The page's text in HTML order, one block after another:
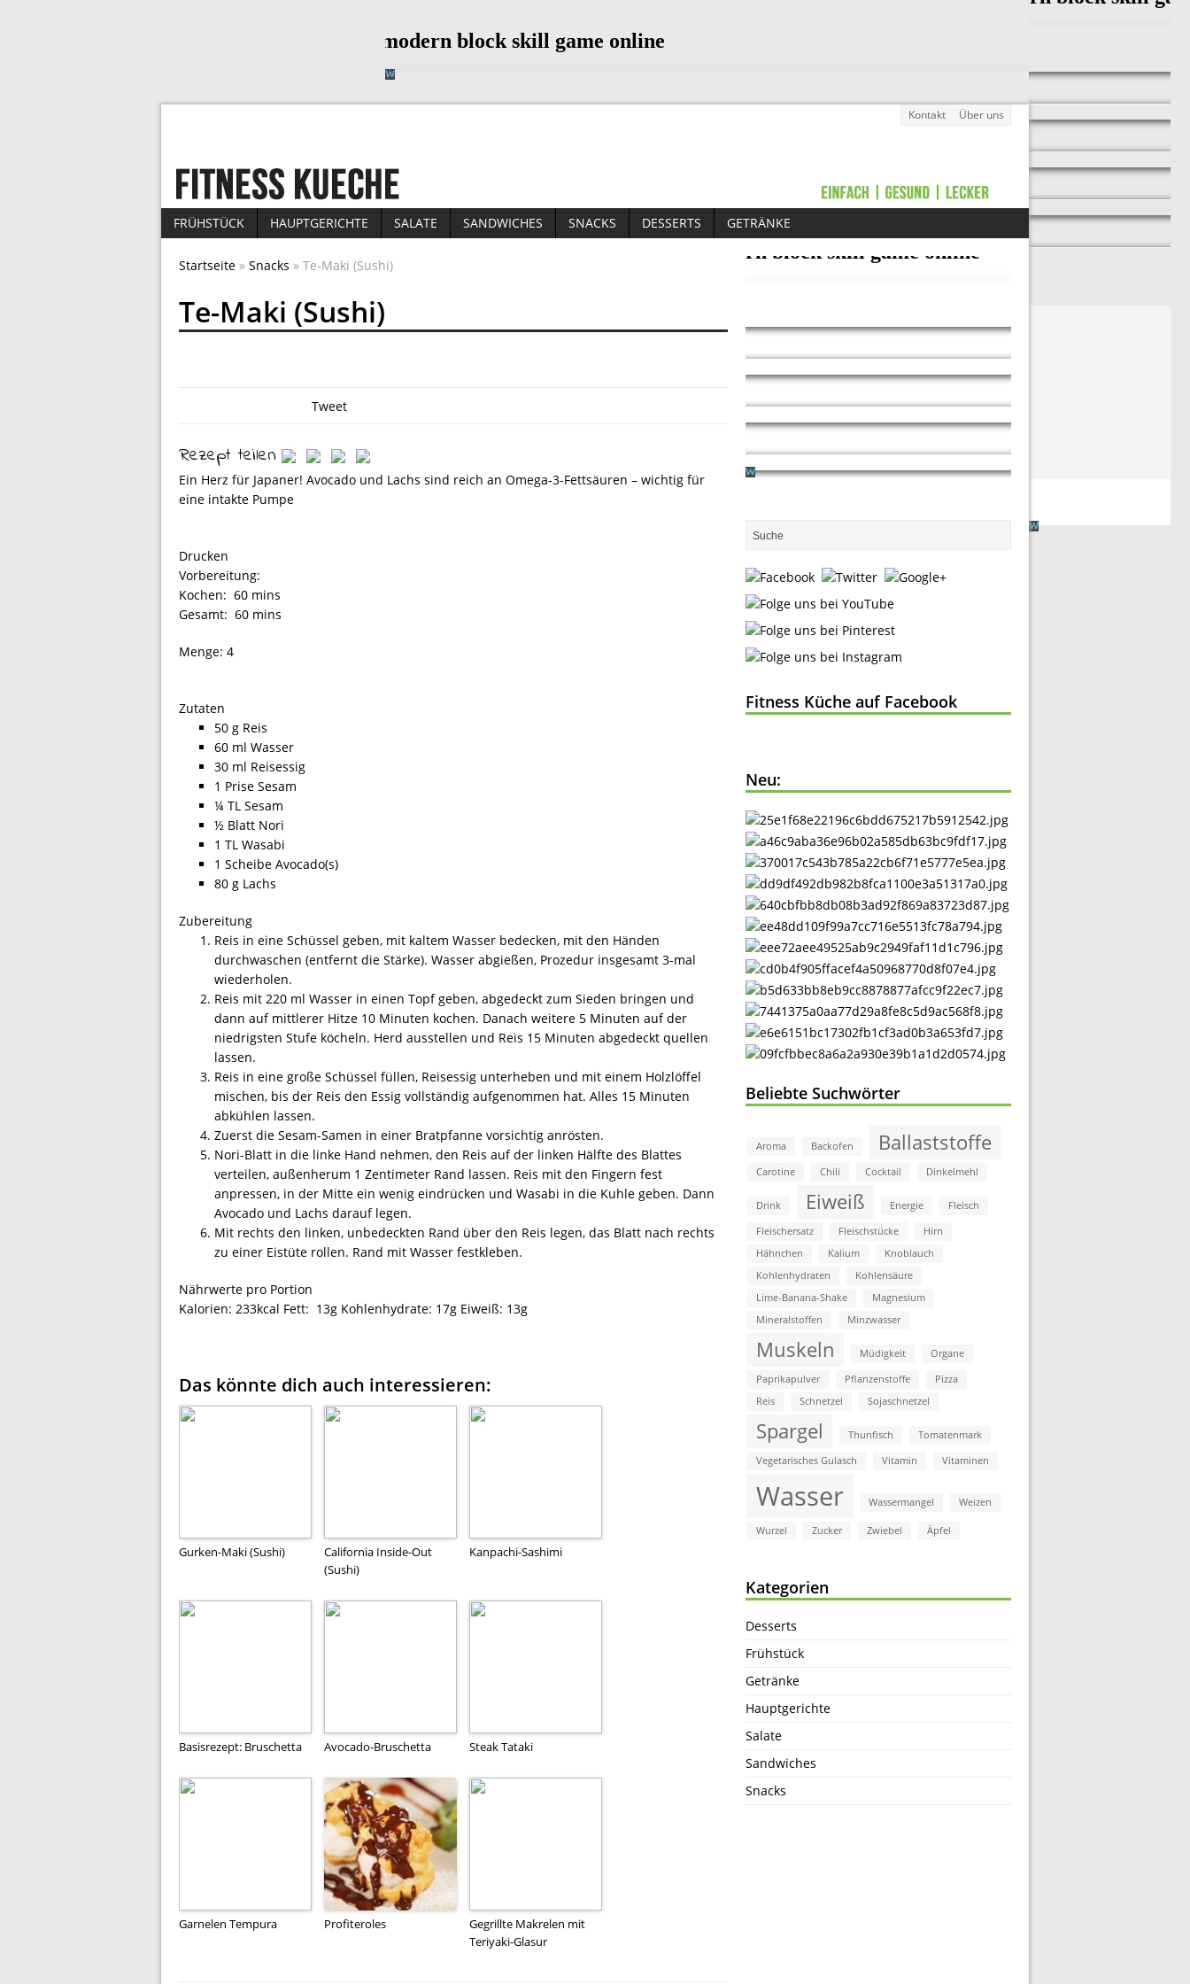
Kontakt Über uns
FRÜHSTÜCK HAUPTGERICHTE SALATE SANDWICHES SNACKS DESSERTS GETRÄNKE
Startseite » Snacks » Te-Maki (Sushi)
Te-Maki (Sushi)
Tweet
Rezept teilen
Ein Herz für Japaner! Avocado und Lachs sind reich an Omega-3-Fettsäuren – wichtig für
eine intakte Pumpe
Drucken
Vorbereitung:
Kochen: 60 mins
Gesamt: 60 mins
Menge: 4
Zutaten
50 g Reis
60 ml Wasser
30 ml Reisessig
1 Prise Sesam
¼ TL Sesam
½ Blatt Nori
1 TL Wasabi
1 Scheibe Avocado(s)
80 g Lachs
Zubereitung
Reis in eine Schüssel geben, mit kaltem Wasser bedecken, mit den Händen
durchwaschen (entfernt die Stärke). Wasser abgießen, Prozedur insgesamt 3-mal
wiederholen.
Reis mit 220 ml Wasser in einen Topf geben, abgedeckt zum Sieden bringen und
dann auf mittlerer Hitze 10 Minuten kochen. Danach weitere 5 Minuten auf der
niedrigsten Stufe köcheln. Herd ausstellen und Reis 15 Minuten abgedeckt quellen
lassen.
Reis in eine große Schüssel füllen, Reisessig unterheben und mit einem Holzlöffel
mischen, bis der Reis den Essig vollständig aufgenommen hat. Alles 15 Minuten
abkühlen lassen.
Zuerst die Sesam-Samen in einer Bratpfanne vorsichtig anrösten.
Nori-Blatt in die linke Hand nehmen, den Reis auf der linken Hälfte des Blattes
verteilen, außenherum 1 Zentimeter Rand lassen. Reis mit den Fingern fest
anpressen, in der Mitte ein wenig eindrücken und Wasabi in die Kuhle geben. Dann
Avocado und Lachs darauf legen.
Mit rechts den linken, unbedeckten Rand über den Reis legen, das Blatt nach rechts
zu einer Eistüte rollen. Rand mit Wasser festkleben.
Nährwerte pro Portion
Kalorien: 233kcal Fett: 13g Kohlenhydrate: 17g Eiweiß: 13g
Das könnte dich auch interessieren:
Gurken-Maki (Sushi)
California Inside-Out
(Sushi)
Kanpachi-Sashimi
Basisrezept: Bruschetta Avocado-Bruschetta Steak Tataki
Garnelen Tempura Profiteroles
Gegrillte Makrelen mit
Teriyaki-Glasur
Fitness Küche auf Facebook
Neu:
Beliebte Suchwörter
Aroma Backofen Ballaststoffe
Carotine Chili Cocktail Dinkelmehl
Drink Eiweiß Energie Fleisch
Fleischersatz Fleischstücke
Hirn
Hähnchen
Kalium
Knoblauch
Kohlenhydraten
Kohlensäure
Lime-Banana-Shake
Magnesium
Mineralstoffen
Minzwasser
Muskeln Müdigkeit Organe
Paprikapulver Pflanzenstoffe
Pizza
Reis
Schnetzel Sojaschnetzel
Spargel Thunfisch Tomatenmark
Vegetarisches Gulasch Vitamin Vitaminen
Wasser Wassermangel Weizen
Wurzel Zucker Zwiebel Äpfel
Kategorien
Desserts
Frühstück
Getränke
Hauptgerichte
Salate
Sandwiches
Snacks